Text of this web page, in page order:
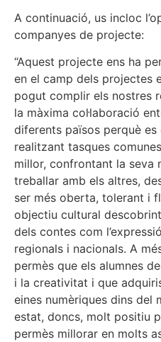
A continuació, us incloc
companyes de projecte:
“Aquest projecte ens ha
en el camp dels projectes
pogut complir els nostres
la màxima col·laboració
diferents països perquè
realitzant tasques
millor, confrontant la seva
treballar amb els altres,
ser més oberta, tolerant i
objectiu cultural
dels contes com
regionals i nacionals. A
permès que els alumnes
i la creativitat i que
eines numèriques dins del
estat, doncs, molt positiu
permès millorar en molts